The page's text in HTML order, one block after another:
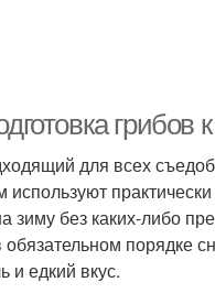
грибов к
для всех
без каких-либо
порядке
и едкий вкус.